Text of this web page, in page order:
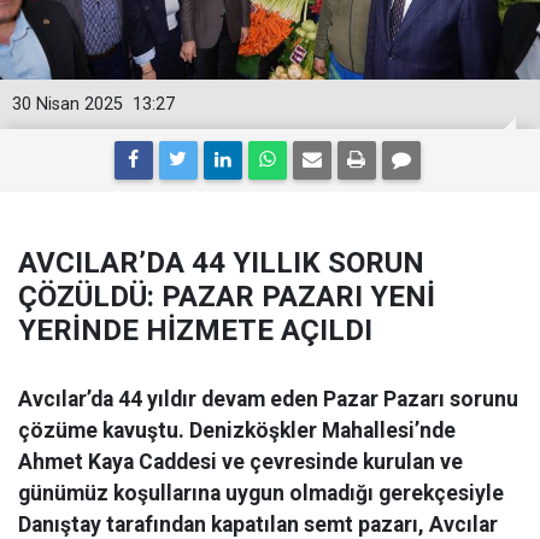
13:27
30 Nisan 2025
AVCILAR’DA 44 YILLIK SORUN
ÇÖZÜLDÜ: PAZAR PAZARI YENİ
YERİNDE HİZMETE AÇILDI
Avcılar’da 44 yıldır devam eden Pazar Pazarı sorunu
çözüme kavuştu. Denizköşkler Mahallesi’nde
Ahmet Kaya Caddesi ve çevresinde kurulan ve
günümüz koşullarına uygun olmadığı gerekçesiyle
Danıştay tarafından kapatılan semt pazarı, Avcılar